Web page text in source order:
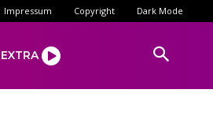
Impressum Copyright Dark Mode
EXTRA